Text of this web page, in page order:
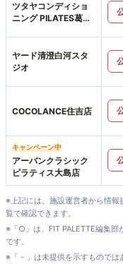
ツタヤコンディショ
ニング PILATES葛西
ヤード清澄白河スタ
ジオ
COCOLANCE住吉店
キャンペーン中
アーバンクラシック
ピラティス大島店
※上記には、施設運営者から情
覧で確認できます。
※「○」は、FIT PALETTE編集部
です。
※「－」は未提供を示すもので